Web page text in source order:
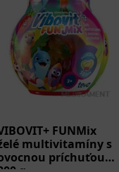
FUNMix
multivitamíny s
príchuťou